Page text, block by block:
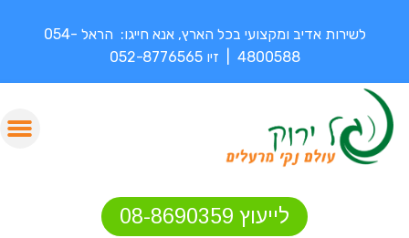
לשירות אדיב ומקצועי בכל הארץ, אנא חייגו: הראל 054-
4800588 | זיו 052-8776565
לייעוץ 08-8690359